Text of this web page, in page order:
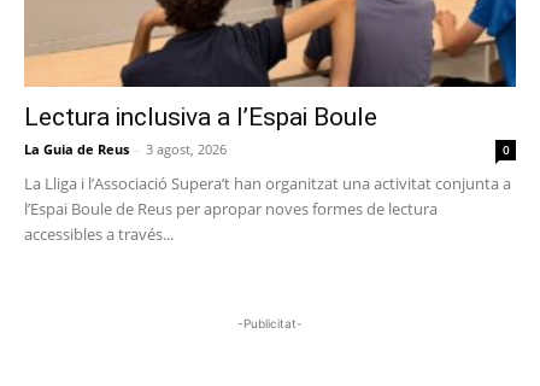
Lectura inclusiva a l’Espai Boule
La Guia de Reus - 3 agost, 2026 0
La Lliga i l’Associació Supera’t han organitzat una activitat conjunta a
l’Espai Boule de Reus per apropar noves formes de lectura
accessibles a través...
-Publicitat-